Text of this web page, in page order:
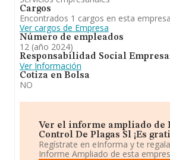
Cargos
Encontrados 1 cargos en esta empresa
Ver cargos de Empresa
Número de empleados
12 (año 2024)
Responsabilidad Social
Ver Información
Cotiza en Bolsa
NO
Ver el informe ampliado de
Control De Plagas Sl ¡Es
Regístrate en eInforma y te
Informe Ampliado de esta